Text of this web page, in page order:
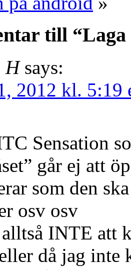
till
H says:
2012 kl. 5:19
Sensation
går ej att
som den
osv osv
INTE att
då jag inte